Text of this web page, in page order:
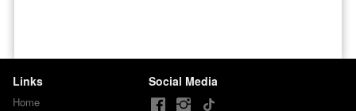
Links
Home
Social Media